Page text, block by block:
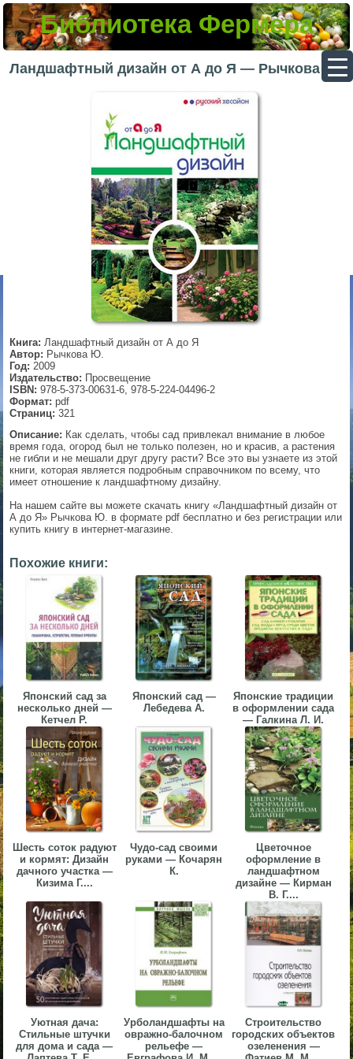
Библиотека Фермера
Ландшафтный дизайн от А до Я — Рычкова Ю.
Книга: Ландшафтный дизайн от А до Я
Автор: Рычкова Ю.
Год: 2009
Издательство: Просвещение
ISBN: 978-5-373-00631-6, 978-5-224-04496-2
Формат: pdf
Страниц: 321
Описание: Как сделать, чтобы сад привлекал внимание в любое
время года, огород был не только полезен, но и красив, а растения
не гибли и не мешали друг другу расти? Все это вы узнаете из этой
книги, которая является подробным справочником по всему, что
имеет отношение к ландшафтному дизайну.
На нашем сайте вы можете скачать книгу «Ландшафтный дизайн от
А до Я» Рычкова Ю. в формате pdf бесплатно и без регистрации или
купить книгу в интернет-магазине.
Похожие книги:
Японский сад за
несколько дней —
Кетчел Р.
Японский сад —
Лебедева А.
Японские традиции
в оформлении сада
— Галкина Л. И.
Шесть соток радуют
и кормят: Дизайн
дачного участка —
Кизима Г....
Чудо-сад своими
руками — Кочарян
К.
Цветочное
оформление в
ландшафтном
дизайне — Кирман
В. Г....
Уютная дача:
Стильные штучки
для дома и сада —
Урболандшафты на
овражно-балочном
рельефе —
Строительство
городских объектов
озеленения —
▼
▼
▼
▼
▼
▼
▼
▼